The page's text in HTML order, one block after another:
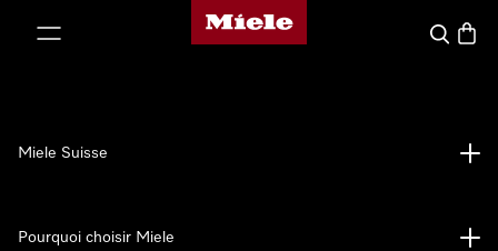
Page d'accueil de Miele
Search
Miele Suisse
Pourquoi choisir Miele